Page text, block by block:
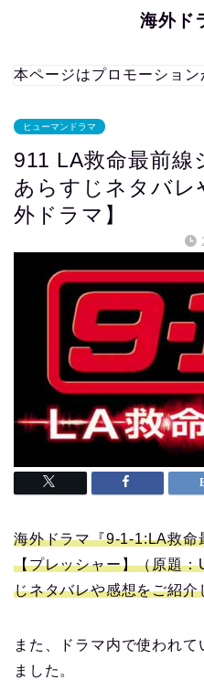
海外ド
本ページはプロモーション
ヒューマンドラマ
911 LA救命最前線
あらすじネタバレ
外ドラマ】
海外ドラマ『9-1-1:LA救命
【プレッシャー】（原題
じネタバレや感想をご紹介
また、ドラマ内で使われ
ました。